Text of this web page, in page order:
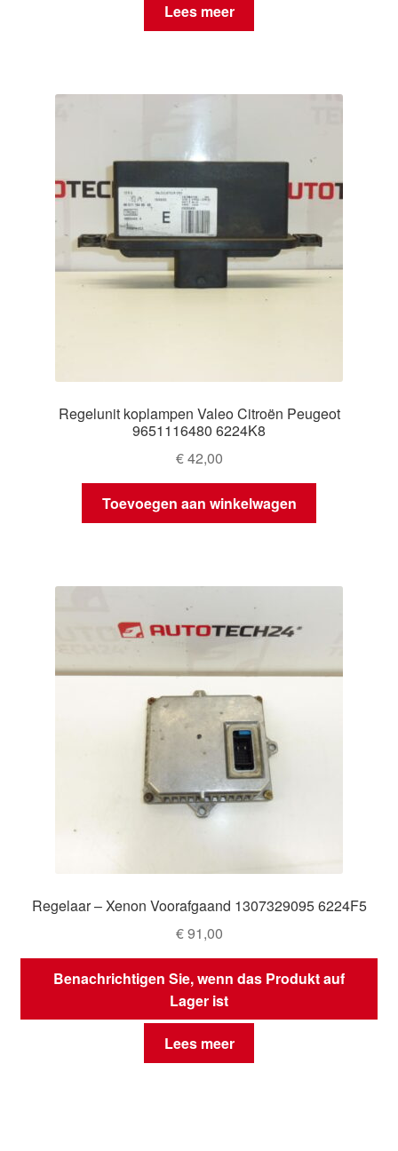
Lees meer
Regelunit koplampen Valeo Citroën Peugeot
9651116480 6224K8
€42,00
Toevoegen aan winkelwagen
Regelaar – Xenon Voorafgaand 1307329095 6224F5
€91,00
Benachrichtigen Sie, wenn das Produkt auf
Lager ist
Lees meer